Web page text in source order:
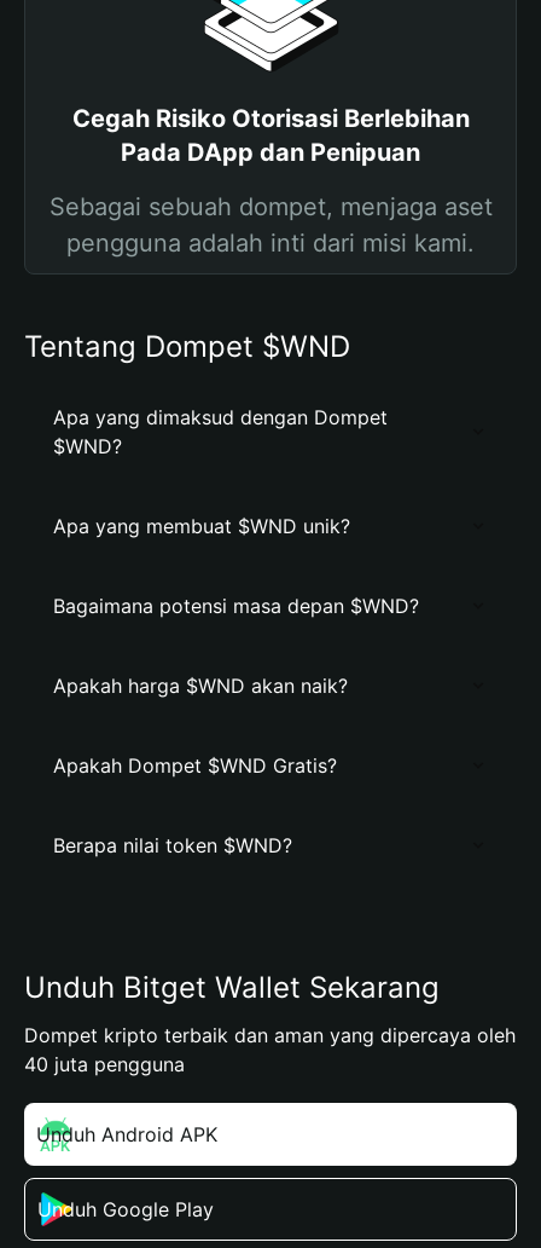
Cegah Risiko Otorisasi Berlebihan
Pada DApp dan Penipuan
Sebagai sebuah dompet, menjaga aset
pengguna adalah inti dari misi kami.
Tentang Dompet $WND
Apa yang dimaksud dengan Dompet
$WND?
Apa yang membuat $WND unik?
Bagaimana potensi masa depan $WND?
Apakah harga $WND akan naik?
Apakah Dompet $WND Gratis?
Berapa nilai token $WND?
Unduh Bitget Wallet Sekarang
Dompet kripto terbaik dan aman yang dipercaya oleh
40 juta pengguna
Unduh Android APK
Unduh Google Play